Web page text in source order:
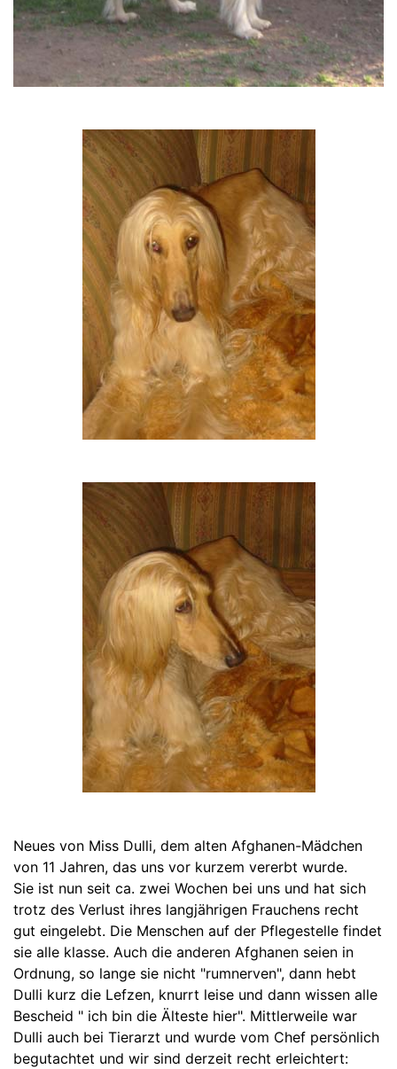
Neues von Miss Dulli, dem alten Afghanen-Mädchen
von 11 Jahren, das uns vor kurzem vererbt wurde.
Sie ist nun seit ca. zwei Wochen bei uns und hat sich
trotz des Verlust ihres langjährigen Frauchens recht
gut eingelebt. Die Menschen auf der Pflegestelle findet
sie alle klasse. Auch die anderen Afghanen seien in
Ordnung, so lange sie nicht "rumnerven", dann hebt
Dulli kurz die Lefzen, knurrt leise und dann wissen alle
Bescheid " ich bin die Älteste hier". Mittlerweile war
Dulli auch bei Tierarzt und wurde vom Chef persönlich
begutachtet und wir sind derzeit recht erleichtert: